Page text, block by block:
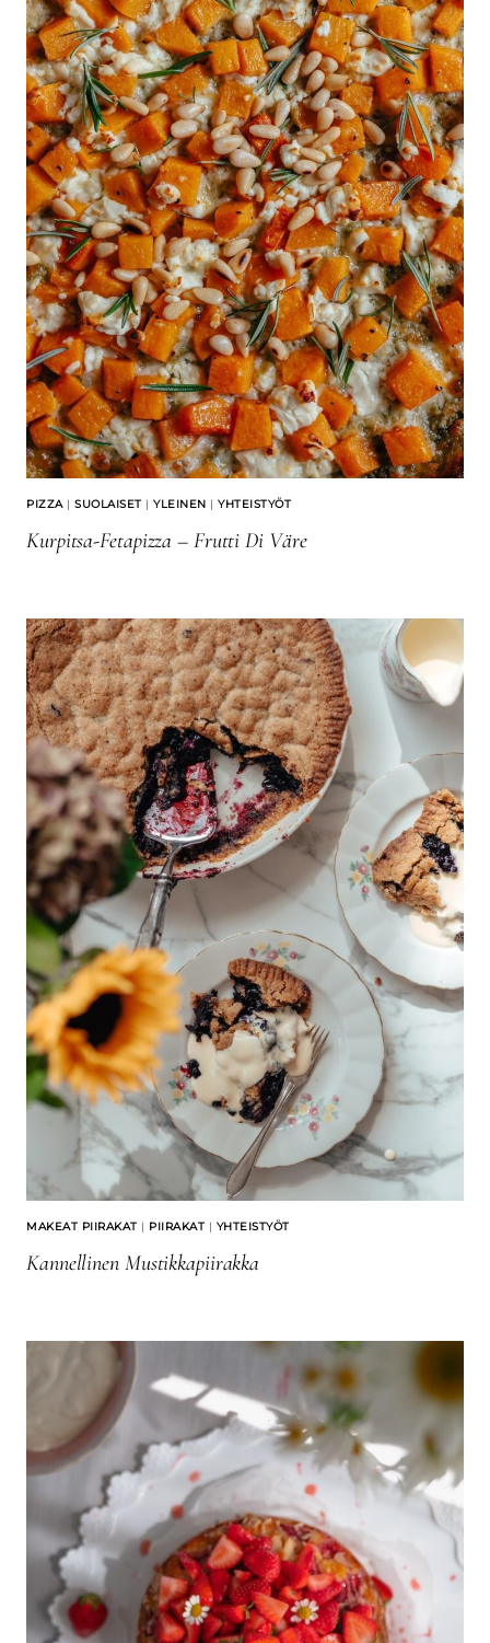
PIZZA| SUOLAISET | YLEINEN | YHTEISTYÖT
Kurpitsa-Fetapizza – Frutti Di Väre
MAKEAT PIIRAKAT | PIIRAKAT | YHTEISTYÖT
Kannellinen Mustikkapiirakka